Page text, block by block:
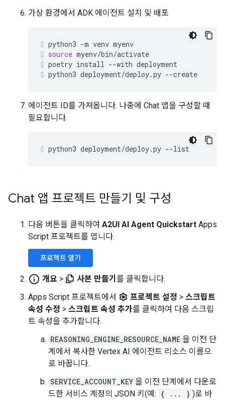
가상 환경에서 ADK 에이전트 설치 및 배포
python3 -m venv myenv
source myenv/bin/activate
poetry install --with deployment
python3 deployment/deploy.py --create
에이전트 ID를 가져옵니다. 나중에 Chat 앱을 구성할 때
필요합니다.
python3 deployment/deploy.py --list
Chat 앱 프로젝트 만들기 및 구성
다음 버튼을 클릭하여 A2UI AI Agent Quickstart Apps
Script 프로젝트를 엽니다.
프로젝트 열기
info_outline 개요 > 사본 만들기를 클릭합니다.
Apps Script 프로젝트에서
프로젝트 설정 > 스크립트
속성 수정 > 스크립트 속성 추가를 클릭하여 다음 스크립
트 속성을 추가합니다.
REASONING_ENGINE_RESOURCE_NAME 을 이전 단
계에서 복사한 Vertex AI 에이전트 리소스 이름으
로 바꿉니다.
SERVICE_ACCOUNT_KEY 을 이전 단계에서 다운로
드한 서비스 계정의 JSON 키(예: { ... } )로 바